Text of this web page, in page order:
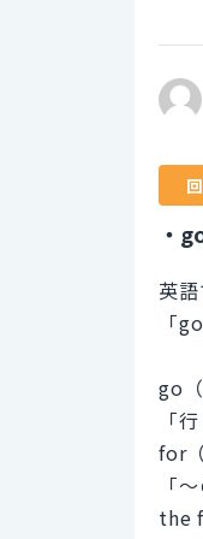
・
英
「
go
「
for
「
the